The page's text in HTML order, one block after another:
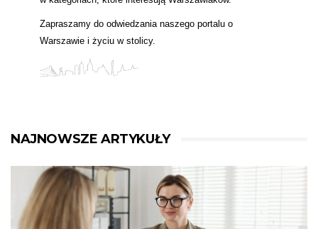
Zapraszamy do odwiedzania naszego portalu o
Warszawie i życiu w stolicy.
NAJNOWSZE ARTYKUŁY